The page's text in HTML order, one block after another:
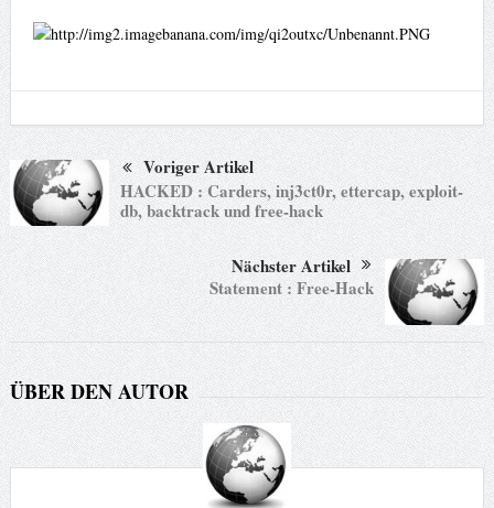
Voriger Artikel
HACKED : Carders, inj3ct0r, ettercap, exploit-
db, backtrack und free-hack
Nächster Artikel
Statement : Free-Hack
ÜBER DEN AUTOR